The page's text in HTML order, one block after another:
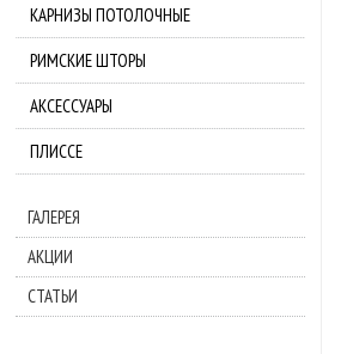
КАРНИЗЫ ПОТОЛОЧНЫЕ
РИМСКИЕ ШТОРЫ
АКСЕССУАРЫ
ПЛИССЕ
ГАЛЕРЕЯ
АКЦИИ
СТАТЬИ